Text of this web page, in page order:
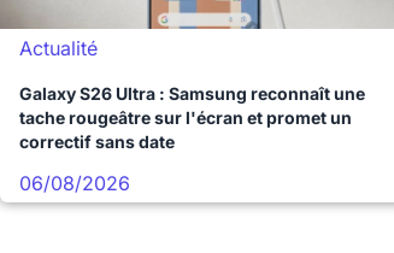
Actualité
Galaxy S26 Ultra : Samsung reconnaît une
tache rougeâtre sur l'écran et promet un
correctif sans date
06/08/2026